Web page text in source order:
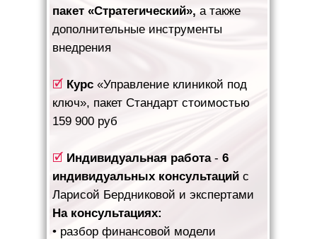
пакет «Стратегический», а также
дополнительные инструменты
внедрения
🗹 Курс «Управление клиникой под
ключ», пакет Стандарт стоимостью
159 900 руб
🗹 Индивидуальная работа - 6
индивидуальных консультаций с
Ларисой Бердниковой и экспертами
На консультациях:
• разбор финансовой модели